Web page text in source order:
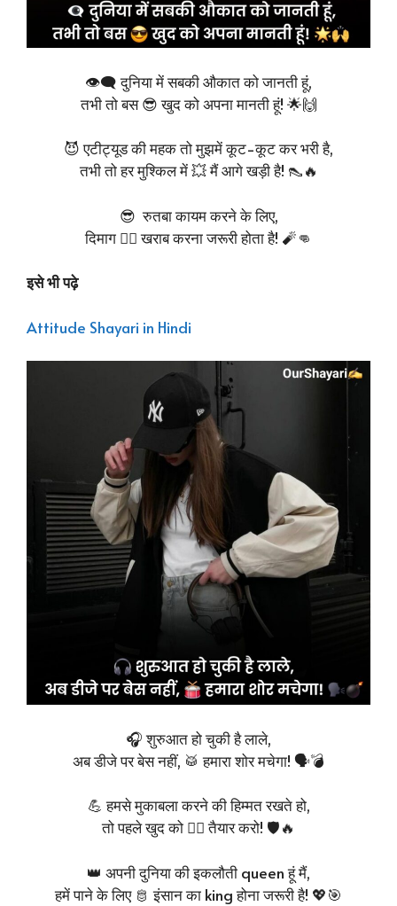
👁️‍🗨️ दुनिया में सबकी औकात को जानती हूं,
तभी तो बस 😎 खुद को अपना मानती हूं! 🌟🙌
😈 एटीट्यूड की महक तो मुझमें कूट-कूट कर भरी है,
तभी तो हर मुश्किल में 💥 मैं आगे खड़ी है! 👠🔥
😎 रुतबा कायम करने के लिए,
दिमाग 😵‍💫 खराब करना जरूरी होता है! 🧨👊
इसे भी पढ़े
Attitude Shayari in Hindi
🎧 शुरुआत हो चुकी है लाले,
अब डीजे पर बेस नहीं, 🥁 हमारा शोर मचेगा! 🗣️💣
💪 हमसे मुकाबला करने की हिम्मत रखते हो,
तो पहले खुद को 🧍‍♂️ तैयार करो! 🛡️🔥
👑 अपनी दुनिया की इकलौती queen हूं मैं,
हमें पाने के लिए 🫅 इंसान का king होना जरूरी है! 💖🎯